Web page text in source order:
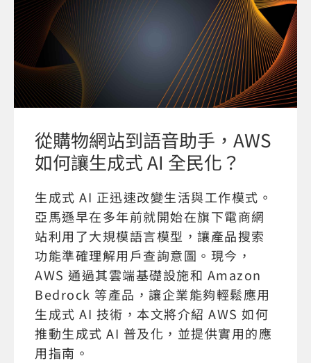
從購物網站到語音助手，AWS
如何讓生成式 AI 全民化？
生成式 AI 正迅速改變生活與工作模式。
亞馬遜早在多年前就開始在旗下電商網
站利用了大規模語言模型，讓產品搜索
功能準確理解用戶查詢意圖。現今，
AWS 通過其雲端基礎設施和 Amazon
Bedrock 等產品，讓企業能夠輕鬆應用
生成式 AI 技術，本文將介紹 AWS 如何
推動生成式 AI 普及化，並提供實用的應
用指南。